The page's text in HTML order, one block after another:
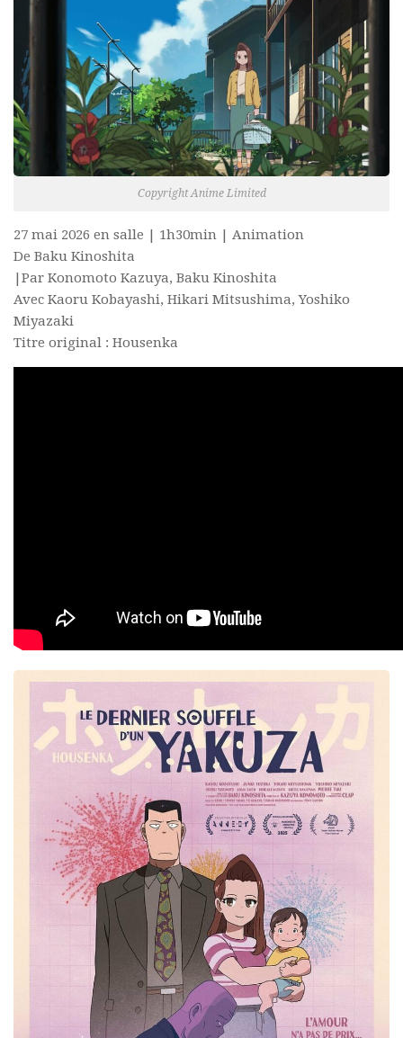
Copyright Anime Limited
27 mai 2026 en salle | 1h30min | Animation
De Baku Kinoshita
|Par Konomoto Kazuya, Baku Kinoshita
Avec Kaoru Kobayashi, Hikari Mitsushima, Yoshiko
Miyazaki
Titre original : Housenka